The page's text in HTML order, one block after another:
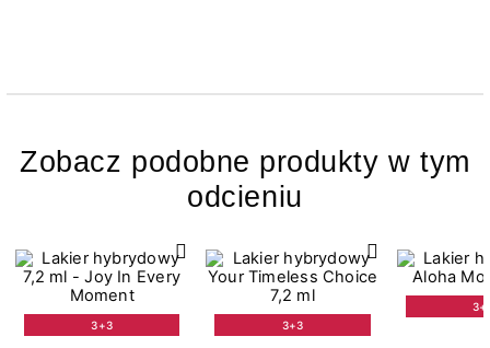
Zobacz podobne produkty w tym
odcieniu
3+3 3+3